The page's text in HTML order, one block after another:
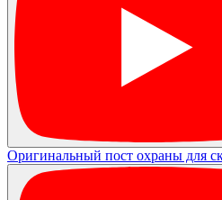
Оригинальный пост охраны для